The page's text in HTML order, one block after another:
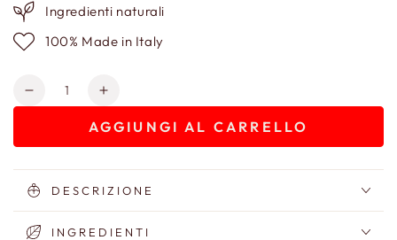
Ingredienti naturali
100% Made in Italy
Quantità
Diminuisci
Box
-
Second
Life
Aumenta
per
Box
-
Second
Life
AGGIUNGI AL CARRELLO
DESCRIZIONE
INGREDIENTI